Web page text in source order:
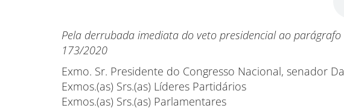
Pela derrubada imediata do veto presidencial ao
173/2020
Exmo. Sr. Presidente do Congresso Nacional, senador
Exmos.(as) Srs.(as) Líderes Partidários
Exmos.(as) Srs.(as) Parlamentares